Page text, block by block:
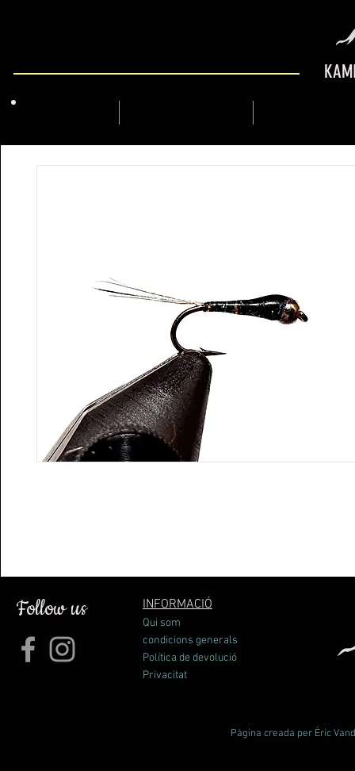
Follow us INFORMACIÓ
Qui som
condicions generals
Política de devolució
Privacitat
Pàgina creada per Èric